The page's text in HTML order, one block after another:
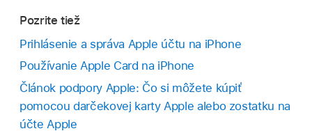
Pozrite tiež
Prihlásenie a správa Apple účtu na iPhone
Používanie Apple Card na iPhone
Článok podpory Apple: Čo si môžete kúpiť
pomocou darčekovej karty Apple alebo zostatku na
účte Apple